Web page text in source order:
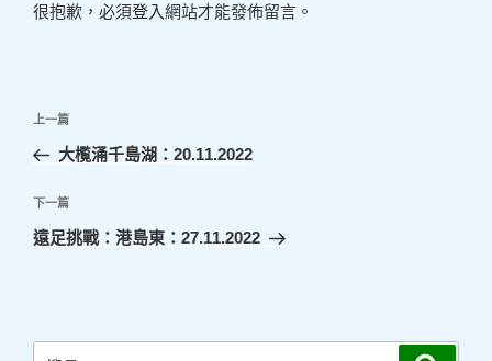
很抱歉，必須登入網站才能發佈留言。
文
導
覽
上
一
文
章
上一篇
大㰖涌千島湖：20.11.2022
下
一
下一篇
遠足挑戰：港島東：27.11.2022